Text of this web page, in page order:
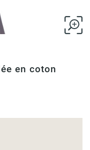
en coton